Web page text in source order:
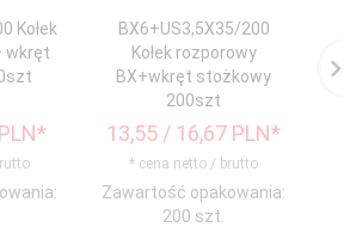
Kołek
wkręt
PLN*
BX6+US3,5X35/200
Kołek rozporowy
BX+wkręt stożkowy
200szt
13,55 / 16,67 PLN*
* cena netto / brutto
Zawartość opakowania:
200 szt.